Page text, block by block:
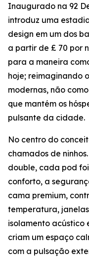
Inaugurado na 92
introduz uma
design em um dos
a partir de £ 70 por
para a maneira
hoje; reimaginando
modernas, não
que mantém os
pulsante da cidade.
No centro do
chamados de
double, cada pod
conforto, a
cama premium,
temperatura,
isolamento acústico
criam um espaço
com a pulsação